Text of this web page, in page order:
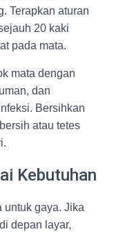
Terapkan aturan
20 kaki
pada mata.
mata dengan
dan
Bersihkan
atau tetes
Kebutuhan
untuk gaya. Jika
depan layar,